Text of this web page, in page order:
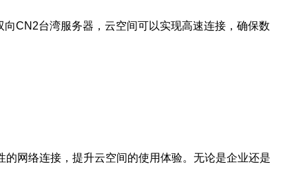
CN2台湾服务器，云空间可以实现高速连接，确保数
网络连接，提升云空间的使用体验。无论是企业还是